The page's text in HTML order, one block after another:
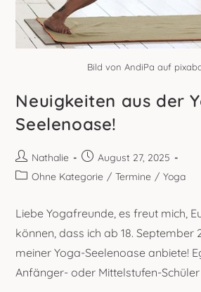
Bild von AndiPa auf
Neuigkeiten aus der
Seelenoase!
Beitrags-
Autor:
Nathalie
Beitrag
veröffentlicht:
August 27, 2025
Beitrags-
Ohne Kategorie / Termine / Yoga
Liebe Yogafreunde, es freut mich,
können, dass ich ab 18. September
meiner Yoga-Seelenoase anbiete!
Anfänger- oder Mittelstufen-Schüler